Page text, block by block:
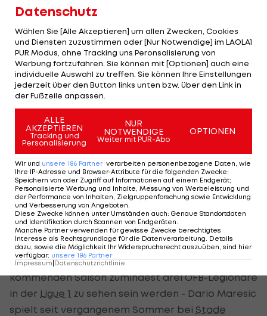
in die Ligue 2 gewechselt und hat bei
In 26 Meisterschaftsspielen gelangen ihm 17 Tore
und vier Assists. Damit beendet der frühere
Stuttgart-Nachwuchskicker die abgebrochene
Saison hinter Tino Kadewere (Le Harve, 20 Tore)
Scorerpunkten auch zweitbester Scorer der Liga.
Stade Brest hat die ebenfalls abgebrochene
Saison in derLigue 1auf dem 14. Platz beendet.
Grbic wurde zuletzt mit zahlreichen Klubs in
Verbindung gebracht, darunter auchEintracht
Frankfurt, Olympique Lyon, Olympique Marseille,
Brighton & Hove Albion und Celtic.
Es deutet also alles darauf hin, dass in der
kommenden Saison zumindest drei ÖFB-Legionäre
in der Ligue 1 zu sehen sein werden - Dario Maresic
spielt seit vergangenem Sommer bei Stade
Datenschutz
Wählen Sie [Alle Akzeptieren] um allen Zwecken, Cookies
und Diensten zuzustimmen oder [Nur Notwendige] im LAOLA1
PUR Modus, ohne Tracking uns Peronsalisierung von
Werbung fortzufahren. Sie können mit [Optionen] auch eine
individuelle Auswahl zu treffen. Sie können Ihre Einstellungen
jederzeit über den Button links unten bzw. über den Link in
der Fußzeile anpassen.
ALLE
AKZEPTIEREN
Tracking und
Personalisierung
NUR
NOTWENDIGE
Weiter mit PUR-Abo
OPTIONEN
Wir und unsere 186 Partner verarbeiten personenbezogene Daten, wie
Ihre IP-Adresse und Browser-Attribute für die folgenden Zwecke:
Speichern von oder Zugriff auf Informationen auf einem Endgerät;
Personalisierte Werbung und Inhalte, Messung von Werbeleistung und
der Performance von Inhalten, Zielgruppenforschung sowie Entwicklung
und Verbesserung von Angeboten.
Diese Zwecke können unter Umständen auch: Genaue Standortdaten
und Identifikation durch Scannen von Endgeräten.
Manche Partner verwenden für gewisse Zwecke berechtigtes
Interesse als Rechtsgrundlage für die Datenverarbeitung. Details
dazu, sowie die Möglichkeit Ihr Widerspruchsrecht auszuüben, sind hier
verfügbar: unsere 186 Partner
Impressum Datenschutzrichtlinie